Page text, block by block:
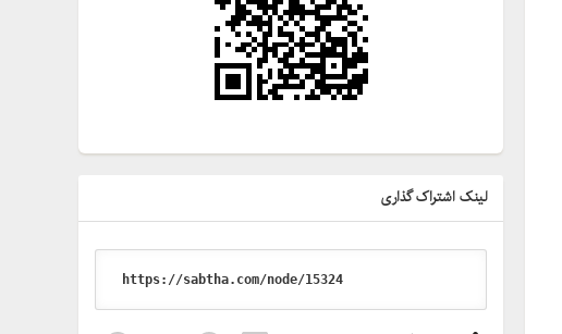
لینک اشتراک گذاری